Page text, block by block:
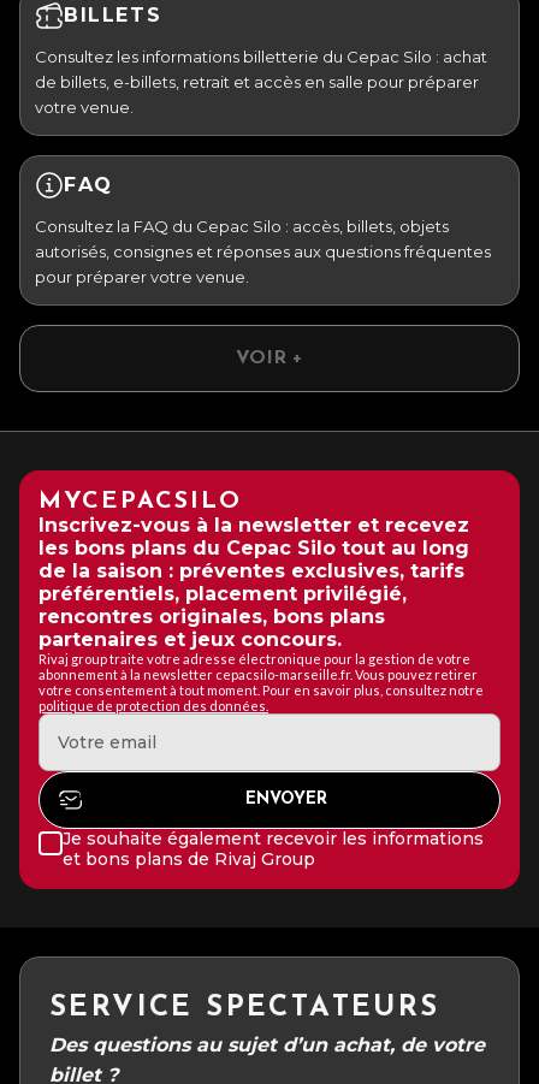
BILLETS
Consultez les informations billetterie du Cepac Silo : achat
de billets, e-billets, retrait et accès en salle pour préparer
votre venue.
FAQ
Consultez la FAQ du Cepac Silo : accès, billets, objets
autorisés, consignes et réponses aux questions fréquentes
pour préparer votre venue.
VOIR +
MYCEPACSILO
Inscrivez-vous à la newsletter et recevez
les bons plans du Cepac Silo tout au long
de la saison : préventes exclusives, tarifs
préférentiels, placement privilégié,
rencontres originales, bons plans
partenaires et jeux concours.
Rivaj group traite votre adresse électronique pour la gestion de votre
abonnement à la newsletter cepacsilo-marseille.fr. Vous pouvez retirer
votre consentement à tout moment. Pour en savoir plus, consultez notre
politique de protection des données.
Je souhaite également recevoir les informations
et bons plans de Rivaj Group
SERVICE SPECTATEURS
Des questions au sujet d’un achat, de votre
billet ?